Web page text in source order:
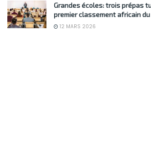
Grandes écoles: trois prépas
premier classement africain du
12 MARS 2026